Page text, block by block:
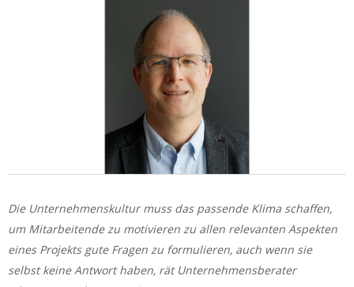
Die Unternehmenskultur muss das passende Klima schaffen,
um Mitarbeitende zu motivieren zu allen relevanten Aspekten
eines Projekts gute Fragen zu formulieren, auch wenn sie
selbst keine Antwort haben, rät Unternehmensberater